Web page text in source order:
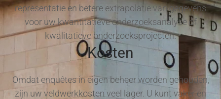
representatie en betere extrapolatie van gegevens
voor uw kwantitatieve onderzoeksanalyse of
kwalitatieve onderzoeksprojecten.
Kosten
Omdat enquêtes in eigen beheer worden gehouden,
zijn uw veldwerkkosten veel lager. U kunt vaker en